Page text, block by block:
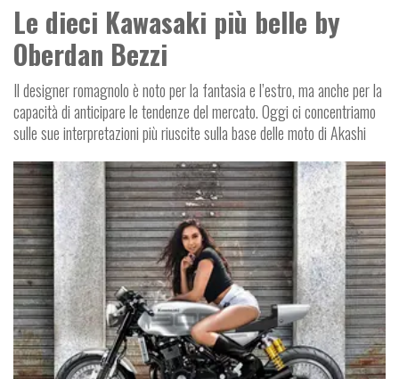
Le dieci Kawasaki più belle by
Oberdan Bezzi
Il designer romagnolo è noto per la fantasia e l’estro, ma anche per la
capacità di anticipare le tendenze del mercato. Oggi ci concentriamo
sulle sue interpretazioni più riuscite sulla base delle moto di Akashi